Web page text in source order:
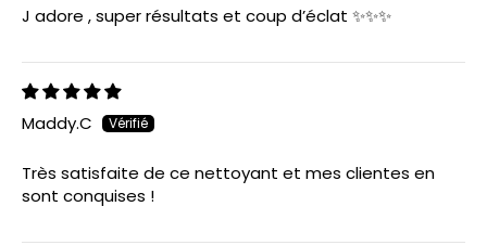
J adore , super résultats et coup d’éclat ✨✨✨
Maddy.C
Très satisfaite de ce nettoyant et mes clientes en
sont conquises !